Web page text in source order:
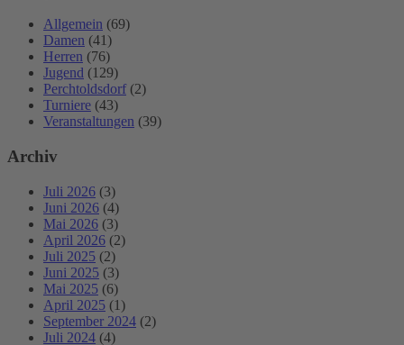
Allgemein (69)
Damen (41)
Herren (76)
Jugend (129)
Perchtoldsdorf (2)
Turniere (43)
Veranstaltungen (39)
Archiv
Juli 2026 (3)
Juni 2026 (4)
Mai 2026 (3)
April 2026 (2)
Juli 2025 (2)
Juni 2025 (3)
Mai 2025 (6)
April 2025 (1)
September 2024 (2)
Juli 2024 (4)